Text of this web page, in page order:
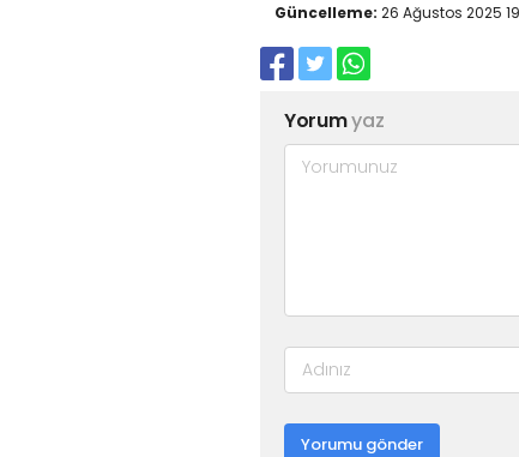
Güncelleme: 26 Ağustos 2025
Yorumyaz
Yorumu gönder